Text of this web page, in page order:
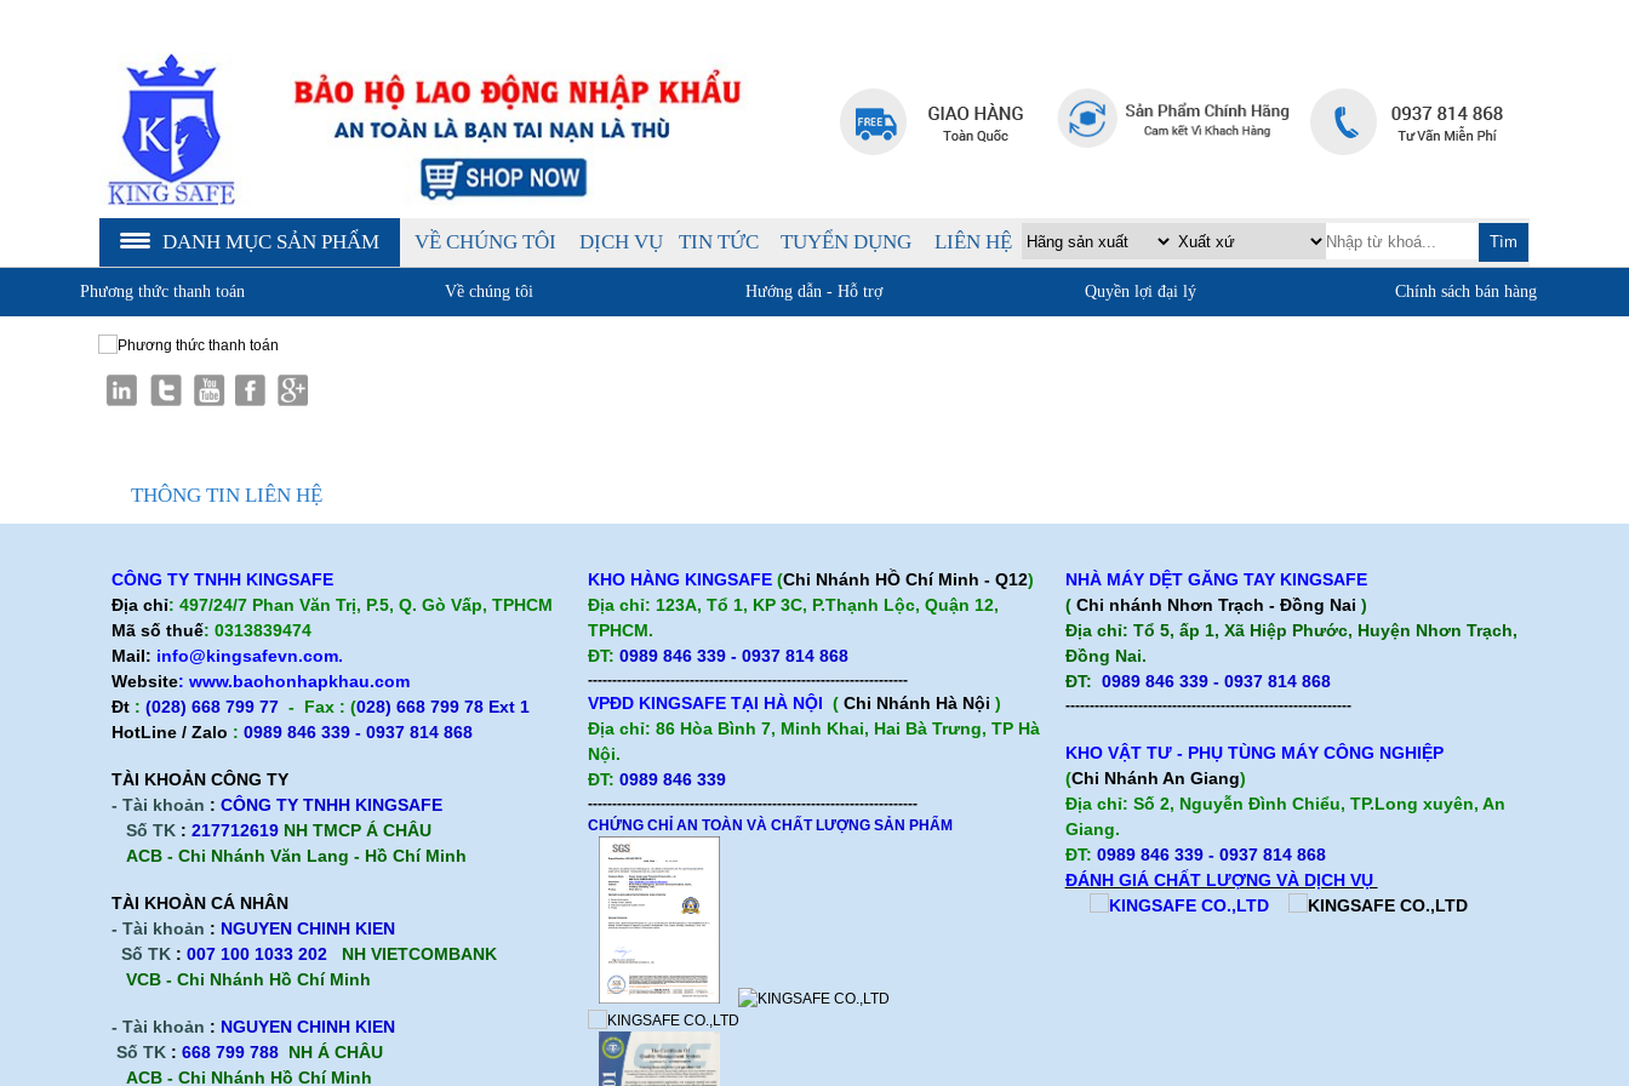
DANH MỤC SẢN PHẨM VỀ CHÚNG TÔI DỊCH VỤ TIN TỨC TUYỂN DỤNG LIÊN HỆ Tìm
Phương thức thanh toán Về chúng tôi Hướng dẫn - Hỗ trợ Quyền lợi đại lý Chính sách bán hàng
THÔNG TIN LIÊN HỆ
CÔNG TY TNHH KINGSAFE
Địa chỉ: 497/24/7 Phan Văn Trị, P.5, Q. Gò Vấp, TPHCM
Mã số thuế: 0313839474
Mail: info@kingsafevn.com.
Website: www.baohonhapkhau.com
Đt : (028) 668 799 77 - Fax : (028) 668 799 78 Ext 1
HotLine / Zalo : 0989 846 339 - 0937 814 868
TÀI KHOẢN CÔNG TY
- Tài khoản : CÔNG TY TNHH KINGSAFE
Số TK : 217712619 NH TMCP Á CHÂU
ACB - Chi Nhánh Văn Lang - Hồ Chí Minh
TÀI KHOÀN CÁ NHÂN
- Tài khoản : NGUYEN CHINH KIEN
Số TK : 007 100 1033 202
NH VIETCOMBANK
VCB - Chi Nhánh Hồ Chí Minh
- Tài khoản : NGUYEN CHINH KIEN
Số TK : 668 799 788 NH Á CHÂU
ACB - Chi Nhánh Hồ Chí Minh
KHO HÀNG KINGSAFE(Chi Nhánh HỒ Chí Minh - Q12)
Địa chỉ: 123A, Tổ 1, KP 3C, P.Thạnh Lộc, Quận 12,
TPHCM.
ĐT:0989 846 339 - 0937 814 868
------------------------------------------------------------------
VPĐD KINGSAFE TẠI HÀ NỘI (Chi Nhánh Hà Nội)
Địa chỉ: 86 Hòa Bình 7, Minh Khai, Hai Bà Trưng, TP Hà
Nội.
ĐT:0989 846 339
--------------------------------------------------------------------
CHỨNG CHỈ AN TOÀN VÀ CHẤT LƯỢNG SẢN PHẨM
NHÀ MÁY DỆT GĂNG TAY KINGSAFE
( Chi nhánh Nhơn Trạch - Đồng Nai )
Địa chỉ: Tổ 5, ấp 1, Xã Hiệp Phước, Huyện Nhơn Trạch,
Đồng Nai.
ĐT: 0989 846 339 - 0937 814 868
-----------------------------------------------------------
KHO VẬT TƯ - PHỤ TÙNG MÁY CÔNG NGHIỆP
(Chi Nhánh An Giang)
Địa chỉ: Số 2, Nguyễn Đình Chiểu, TP.Long xuyên, An
Giang.
ĐT: 0989 846 339 - 0937 814 868
ĐÁNH GIÁ CHẤT LƯỢNG VÀ DỊCH VỤ